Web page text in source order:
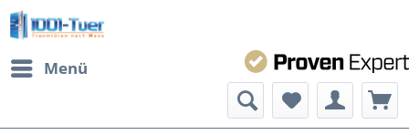
Menü